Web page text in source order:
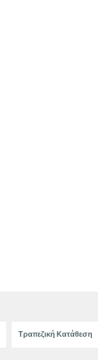
Τραπεζική Κατάθεση